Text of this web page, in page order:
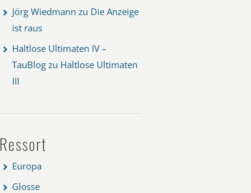
Jörg Wiedmann zu Die Anzeige
ist raus
Haltlose Ultimaten IV –
TauBlog zu Haltlose Ultimaten
III
Ressort
Europa
Glosse